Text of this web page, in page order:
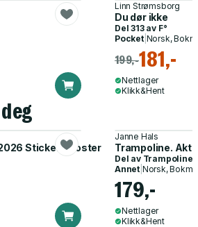
Linn Strømsborg
Du dør ikke
Del 313 av F°
Pocket| Norsk,
199,-181,-
Nettlager
Klikk&Hent
Sticker Booster
Janne Hals
Trampoline.
Del av Trampoline
Annet| Norsk,
179,-
Nettlager
Klikk&Hent